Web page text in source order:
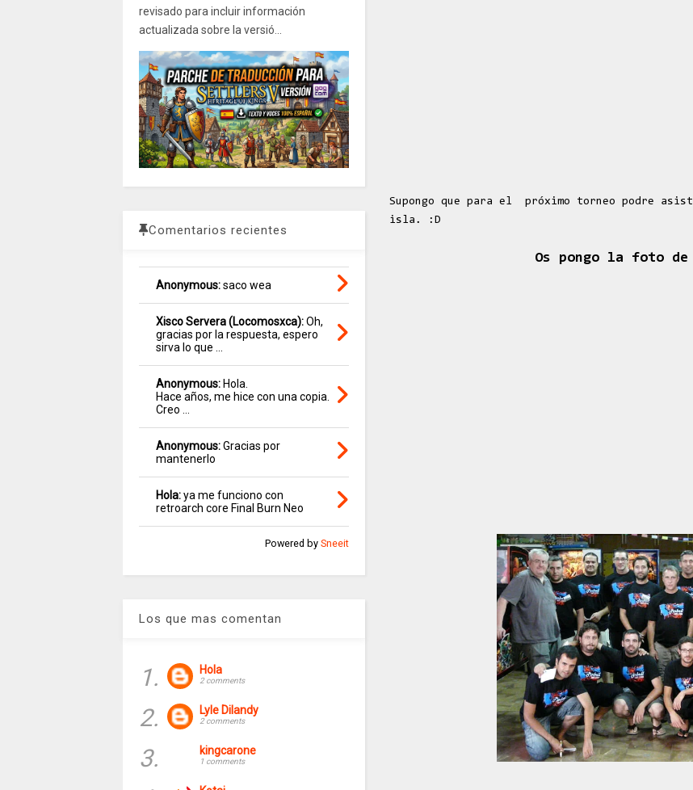
Supongo que para el próximo torneo podre
isla. :D
Os pongo la foto
revisado para incluir información
actualizada sobre la versió...
Comentarios recientes
Anonymous:saco wea
Xisco Servera (Locomosxca):Oh,
gracias por la respuesta, espero
sirva lo que ...
Anonymous: Hola.
Hace años, me hice con una copia.
Creo ...
Anonymous:Gracias por
mantenerlo
Hola:ya me funciono con
retroarch core Final Burn Neo
Powered bySneeit
Los que mas comentan
1. Hola
2 comments
2. Lyle Dilandy
2 comments
3. kingcarone
1 comments